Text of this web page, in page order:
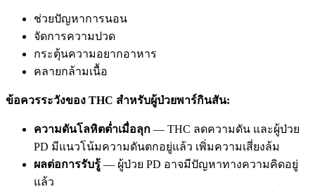
ช่วยปัญหาการนอน
จัดการความปวด
กระตุ้นความอยากอาหาร
คลายกล้ามเนื้อ
ข้อควรระวังของ THC สำหรับผู้ป่วยพาร์กินสัน:
ความดันโลหิตต่ำเมื่อลุก — THC ลดความดัน และผู้ป่วย
PD มีแนวโน้มความดันตกอยู่แล้ว เพิ่มความเสี่ยงล้ม
ผลต่อการรับรู้ — ผู้ป่วย PD อาจมีปัญหาทางความคิดอยู่
แล้ว